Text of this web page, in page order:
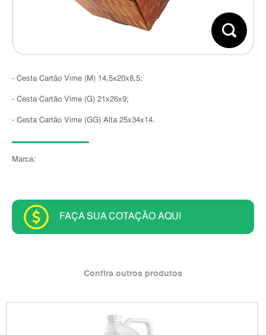
- Cesta Cartão Vime (M) 14,5x20x8,5;
- Cesta Cartão Vime (G) 21x26x9;
- Cesta Cartão Vime (GG) Alta 25x34x14.
Marca:
FAÇA SUA COTAÇÃO AQUI
Confira outros produtos